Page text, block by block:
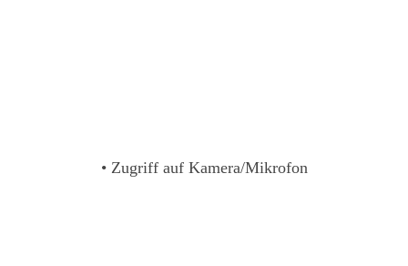
• Zugriff auf Kamera/Mikrofon